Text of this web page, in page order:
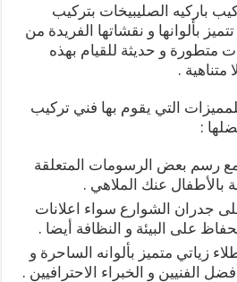
باركيه الصليبيخات بتركيب
بألوانها و نقشاتها الفريدة من
متطورة و حديثة للقيام بهذه
.
التي يقوم بها فني تركيب
:
رسم بعض الرسومات المتعلقة
بالأطفال عنك الملاهي .
جدران الشوارع سواء اعلانات
على البيئة و النظافة أيضا .
زياتي متميز بألوانه الساحرة و
الفنيين و الخبراء الاحترافيين .